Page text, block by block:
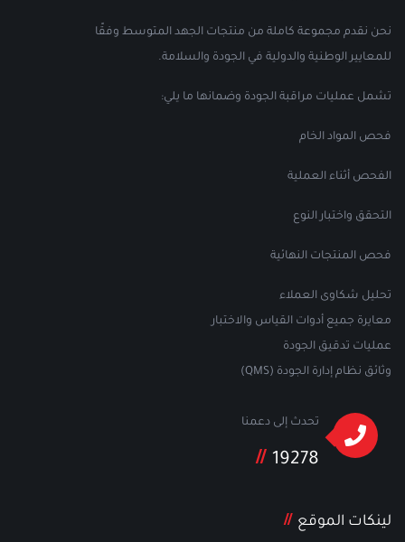
نحن نقدم مجموعة كاملة من منتجات الجهد المتوسط ​​وفقًا
للمعايير الوطنية والدولية في الجودة والسلامة.
تشمل عمليات مراقبة الجودة وضمانها ما يلي:
فحص المواد الخام
الفحص أثناء العملية
التحقق واختبار النوع
فحص المنتجات النهائية
تحليل شكاوى العملاء
معايرة جميع أدوات القياس والاختبار
عمليات تدقيق الجودة
وثائق نظام إدارة الجودة (QMS)
تحدث إلى دعمنا
19278
لينكات الموقع